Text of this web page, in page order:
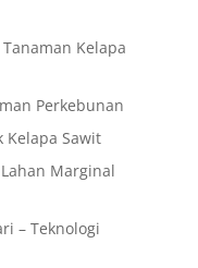
Kelapa
Perkebunan
Kelapa Sawit
Marginal
– Teknologi